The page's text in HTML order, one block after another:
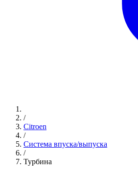
/
Citroen
/
Система впуска/выпуска
/
Турбина